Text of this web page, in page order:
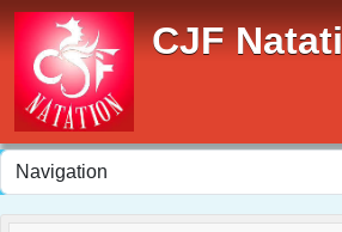
CJF
Panneau de gestion des cookies